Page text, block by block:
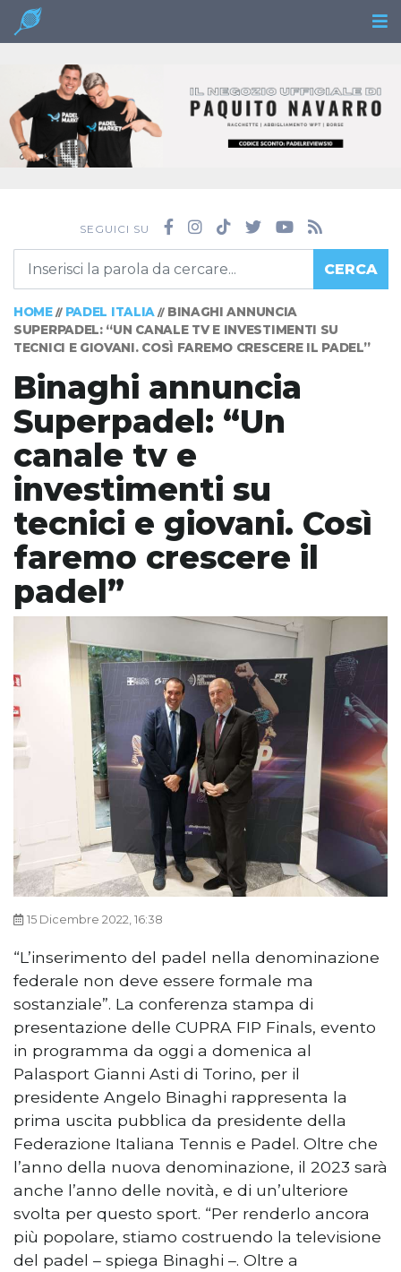
SEGUICI SU
CERCA
HOME// PADEL ITALIA // BINAGHI ANNUNCIA
SUPERPADEL: “UN CANALE TV E INVESTIMENTI SU
TECNICI E GIOVANI. COSÌ FAREMO CRESCERE IL PADEL”
Binaghi annuncia
Superpadel: “Un
canale tv e
investimenti su
tecnici e giovani. Così
faremo crescere il
padel”
15 Dicembre 2022, 16:38
“L’inserimento del padel nella denominazione
federale non deve essere formale ma
sostanziale”. La conferenza stampa di
presentazione delle CUPRA FIP Finals, evento
in programma da oggi a domenica al
Palasport Gianni Asti di Torino, per il
presidente Angelo Binaghi rappresenta la
prima uscita pubblica da presidente della
Federazione Italiana Tennis e Padel. Oltre che
l’anno della nuova denominazione, il 2023 sarà
anche l’anno delle novità, e di un’ulteriore
svolta per questo sport. “Per renderlo ancora
più popolare, stiamo costruendo la televisione
del padel – spiega Binaghi –. Oltre a